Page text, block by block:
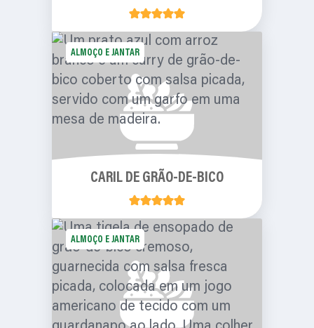
ALMOÇO E JANTAR
CARIL DE GRÃO-DE-BICO
ALMOÇO E JANTAR